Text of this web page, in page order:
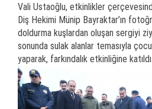
Vali Ustaoğlu, etkinlikler
Diş Hekimi Münip Bayraktar’ın
doldurma kuşlardan oluşan sergiyi
sonunda sulak alanlar temasıyla
yaparak, farkındalık etkinliğine katıldı.